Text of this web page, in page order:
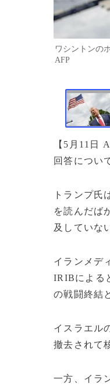
ワシントンの
AFP
【5月11日
回答につい
トランプ氏
を読んだば
及していな
イランメデ
IRIBによる
の戦闘終結
イスラエル
撤去されて
一方、イラ